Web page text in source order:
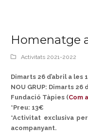
Homenatge
Activitats 2021-2022
Dimarts 26 d’abril a les
NOU GRUP: Dimarts 26
Fundació Tàpies (Com
*Preu: 13€
*Activitat exclusiva
acompanyant.